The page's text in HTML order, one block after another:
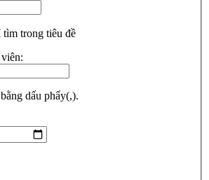
tìm trong tiêu đề
dấu phẩy(,).